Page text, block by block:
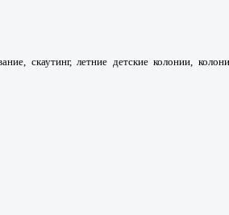
скаутинг, летние детские колонии,